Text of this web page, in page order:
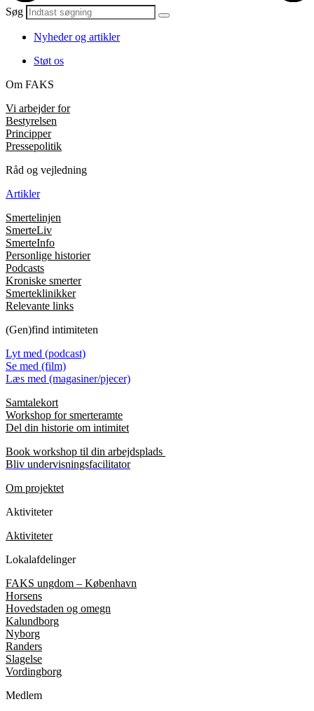
Søg
Nyheder og artikler
Støt os
Om FAKS
Vi arbejder for
Bestyrelsen
Principper
Pressepolitik
Råd og vejledning
Artikler
Smertelinjen
SmerteLiv
SmerteInfo
Personlige historier
Podcasts
Kroniske smerter
Smerteklinikker
Relevante links
(Gen)find intimiteten
Lyt med (podcast)
Se med (film)
Læs med (magasiner/pjecer)
Samtalekort
Workshop for smerteramte
Del din historie om intimitet
Book workshop til din arbejdsplads
Bliv undervisningsfacilitator
Om projektet
Aktiviteter
Aktiviteter
Lokalafdelinger
FAKS ungdom – København
Horsens
Hovedstaden og omegn
Kalundborg
Nyborg
Randers
Slagelse
Vordingborg
Medlem